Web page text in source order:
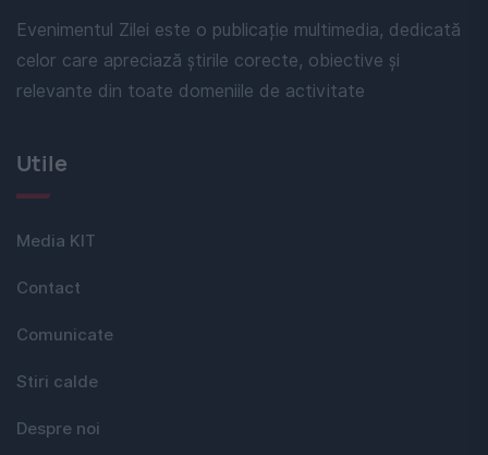
Evenimentul Zilei este o publicație multimedia, dedicată
celor care apreciază știrile corecte, obiective și
relevante din toate domeniile de activitate
Utile
Media KIT
Contact
Comunicate
Stiri calde
Despre noi